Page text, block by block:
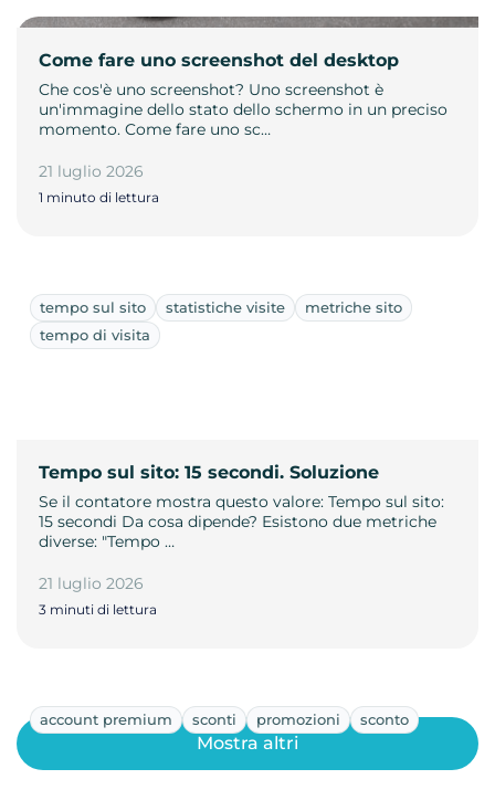
Come fare uno screenshot del desktop
Che cos'è uno screenshot? Uno screenshot è
un'immagine dello stato dello schermo in un preciso
momento. Come fare uno sc…
21 luglio 2026
1 minuto di lettura
tempo sul sito statistiche visite
metriche sito
tempo di visita
Tempo sul sito: 15 secondi. Soluzione
Se il contatore mostra questo valore: Tempo sul sito:
15 secondi Da cosa dipende? Esistono due metriche
diverse: "Tempo …
21 luglio 2026
3 minuti di lettura
account premium sconti promozioni sconto
Mostra altri